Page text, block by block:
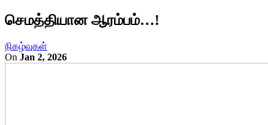
செமத்தியான ஆரம்பம்…!
நிகழ்வுகள்
On Jan 2, 2026